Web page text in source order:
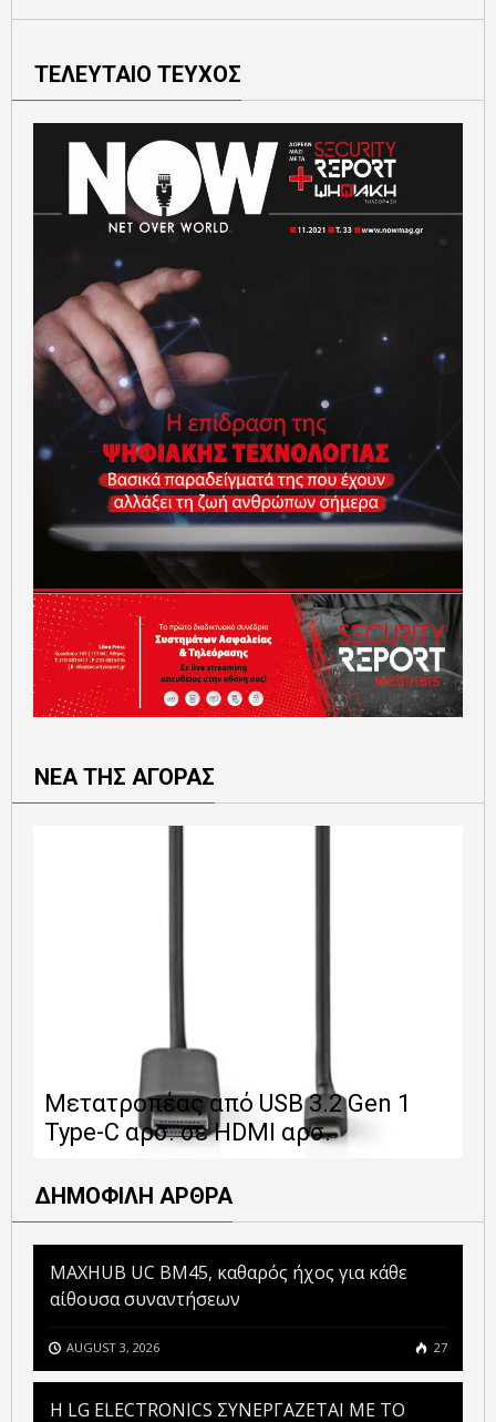
ΤΕΛΕΥΤΑΙΟ ΤΕΥΧΟΣ
ΝΕΑ ΤΗΣ ΑΓΟΡΑΣ
Μετατροπέας από USB 3.2 Gen 1
Type-C αρσ. σε HDMI αρσ.
ΔΗΜΟΦΙΛΗ ΑΡΘΡΑ
MAXHUB UC BM45, καθαρός ήχος για κάθε
αίθουσα συναντήσεων
AUGUST 3, 2026 27
H LG ELECTRONICS ΣΥΝΕΡΓΑΖΕΤΑΙ ΜΕ ΤΟ